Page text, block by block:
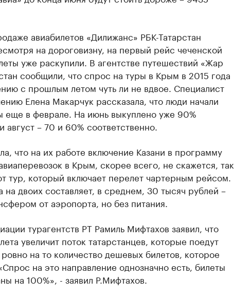
авиабилетов «Дилижанс» РБК-Татарстан
на дороговизну, на первый рейс чеченской
уже раскупили. В агентстве путешествий «Жар
сообщили, что спрос на туры в Крым в 2015 года
с прошлым летом чуть ли не вдвое. Специалист
Елена Макарчук рассказала, что люди начали
еще в феврале. На июнь выкуплено уже 90%
август – 70 и 60% соответственно.
что на их работе включение Казани в программу
в Крым, скорее всего, не скажется, так
тур, который включает перелет чартерным рейсом.
на двоих составляет, в среднем, 30 тысяч рублей –
от аэропорта, но без питания.
турагентств РТ Рамиль Мифтахов заявил, что
увеличит поток татарстанцев, которые поедут
на то количество дешевых билетов, которое
на это направление однозначно есть, билеты
на 100%», - заявил Р.Мифтахов.